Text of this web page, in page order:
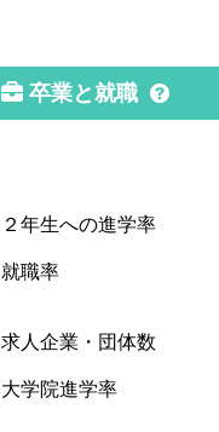
卒業と就職
２年生への進学率
就職率
求人企業・団体数
大学院進学率